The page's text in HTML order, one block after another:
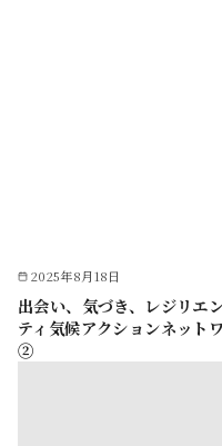
2025年8月18日
出会い、気づき、レジリエ
ティ気候アクションネット
②